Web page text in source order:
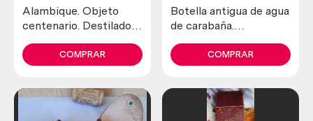
Alambique. Objeto
centenario. Destilador
cobre. 80 litros.
COMPRAR
Botella antigua de agua
de carabaña.
COMPRAR